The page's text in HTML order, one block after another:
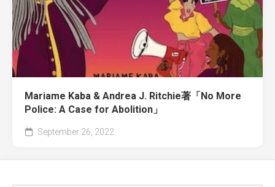
Mariame Kaba & Andrea J. Ritchie著「No More
Police: A Case for Abolition」
September 26, 2022